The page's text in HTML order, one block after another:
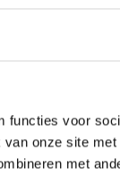
voor
onze site
met